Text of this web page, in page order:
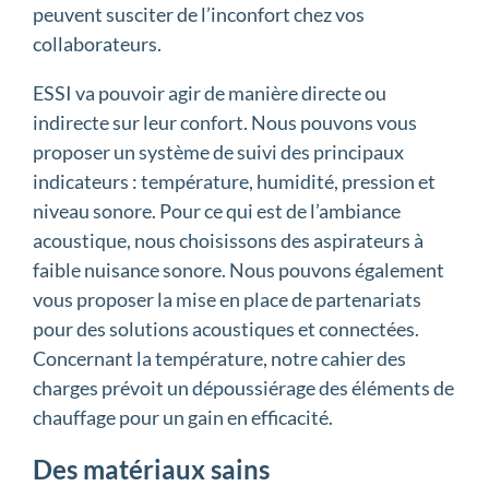
peuvent susciter de l’inconfort chez vos
collaborateurs.
ESSI va pouvoir agir de manière directe ou
indirecte sur leur confort. Nous pouvons vous
proposer un système de suivi des principaux
indicateurs : température, humidité, pression et
niveau sonore. Pour ce qui est de l’ambiance
acoustique, nous choisissons des aspirateurs à
faible nuisance sonore. Nous pouvons également
vous proposer la mise en place de partenariats
pour des solutions acoustiques et connectées.
Concernant la température, notre cahier des
charges prévoit un dépoussiérage des éléments de
chauffage pour un gain en efficacité.
Des matériaux sains